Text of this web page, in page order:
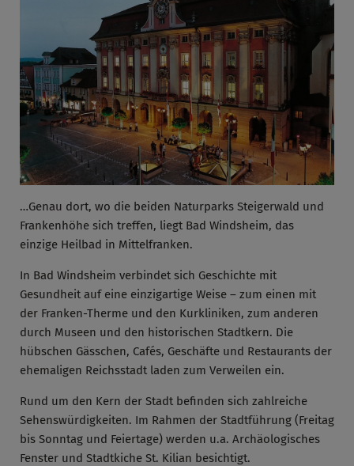
…Genau dort, wo die beiden Naturparks Steigerwald und
Frankenhöhe sich treffen, liegt Bad Windsheim, das
einzige Heilbad in Mittelfranken.
In Bad Windsheim verbindet sich Geschichte mit
Gesundheit auf eine einzigartige Weise – zum einen mit
der Franken-Therme und den Kurkliniken, zum anderen
durch Museen und den historischen Stadtkern. Die
hübschen Gässchen, Cafés, Geschäfte und Restaurants der
ehemaligen Reichsstadt laden zum Verweilen ein.
Rund um den Kern der Stadt befinden sich zahlreiche
Sehenswürdigkeiten. Im Rahmen der Stadtführung (Freitag
bis Sonntag und Feiertage) werden u.a. Archäologisches
Fenster und Stadtkiche St. Kilian besichtigt.